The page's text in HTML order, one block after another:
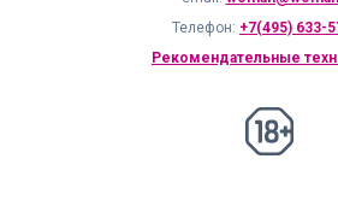
Телефон: +7(495) 633-
Рекомендательные
18+